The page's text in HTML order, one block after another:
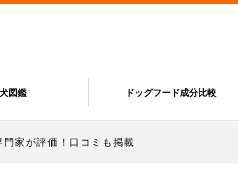
犬図鑑 ドッグフード成分比較
家が評価！口コミも掲載